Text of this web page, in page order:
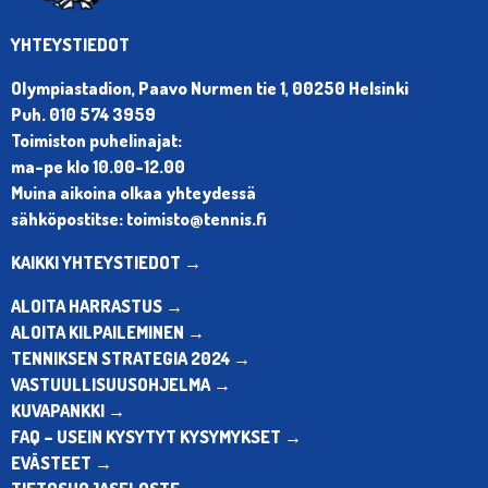
YHTEYSTIEDOT
Olympiastadion, Paavo Nurmen tie 1, 00250 Helsinki
Puh. 010 574 3959
Toimiston puhelinajat:
ma-pe klo 10.00-12.00
Muina aikoina olkaa yhteydessä
sähköpostitse: toimisto@tennis.fi
KAIKKI YHTEYSTIEDOT →
ALOITA HARRASTUS →
ALOITA KILPAILEMINEN →
TENNIKSEN STRATEGIA 2024 →
VASTUULLISUUSOHJELMA →
KUVAPANKKI →
FAQ – USEIN KYSYTYT KYSYMYKSET →
EVÄSTEET →